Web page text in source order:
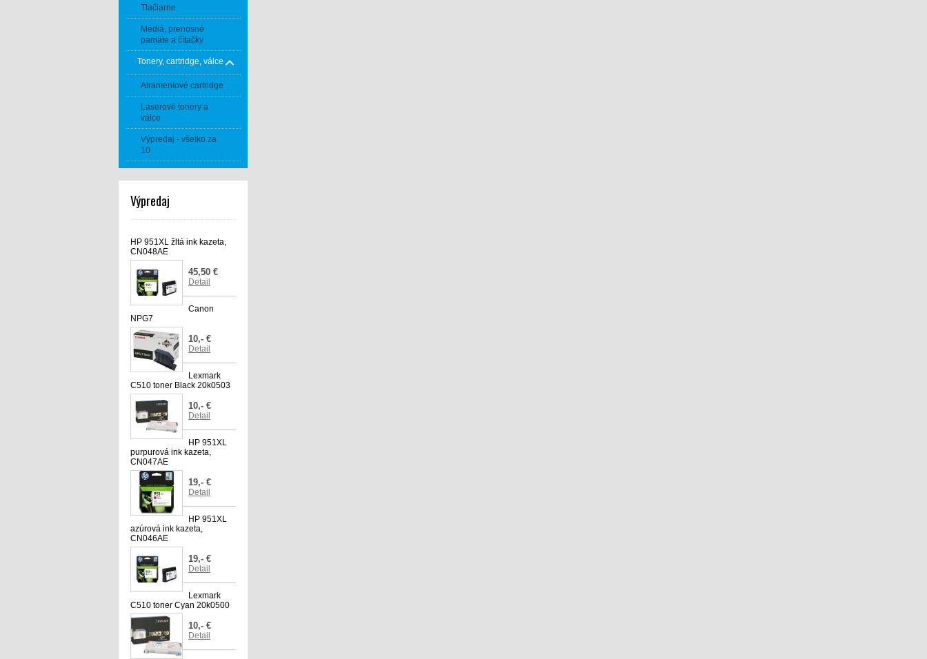
Tlačiarne
Médiá, prenosné
pamäte a čítačky
Tonery, cartridge, válce
Atramentové cartridge
Laserové tonery a
válce
Výpredaj - všetko za
10
Výpredaj
HP 951XL žltá ink kazeta,
CN048AE
45,50 €
Detail
Canon
NPG7
10,- €
Detail
Lexmark
C510 toner Black 20k0503
10,- €
Detail
HP 951XL
purpurová ink kazeta,
CN047AE
19,- €
Detail
HP 951XL
azúrová ink kazeta,
CN046AE
19,- €
Detail
Lexmark
C510 toner Cyan 20k0500
10,- €
Detail